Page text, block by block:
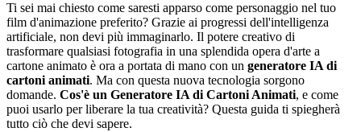
Ti sei mai chiesto come saresti apparso come personaggio nel tuo
film d'animazione preferito? Grazie ai progressi dell'intelligenza
artificiale, non devi più immaginarlo. Il potere creativo di
trasformare qualsiasi fotografia in una splendida opera d'arte a
cartone animato è ora a portata di mano con un generatore IA di
cartoni animati. Ma con questa nuova tecnologia sorgono
domande. Cos'è un Generatore IA di Cartoni Animati, e come
puoi usarlo per liberare la tua creatività? Questa guida ti spiegherà
tutto ciò che devi sapere.